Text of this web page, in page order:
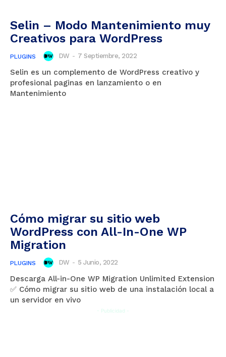
Selin – Modo Mantenimiento muy
Creativos para WordPress
PLUGINS DW - 7 Septiembre, 2022
Selin es un complemento de WordPress creativo y
profesional paginas en lanzamiento o en
Mantenimiento
Cómo migrar su sitio web
WordPress con All-In-One WP
Migration
PLUGINS DW - 5 Junio, 2022
Descarga All-in-One WP Migration Unlimited Extension
✅ Cómo migrar su sitio web de una instalación local a
un servidor en vivo
- Publicidad -